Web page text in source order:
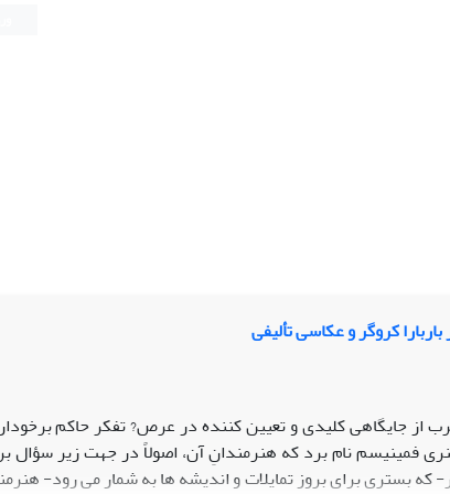
کروگر و عکاسی تألیفی
جایگاهی کلیدی و تعیین کننده در عرص? تفکر حاکم
فمینیسم نام برد که هنرمندانِ آن، اصولاً در جهت زیر سؤال
بستری برای بروز تمایلات و اندیشه ها به شمار می رود-